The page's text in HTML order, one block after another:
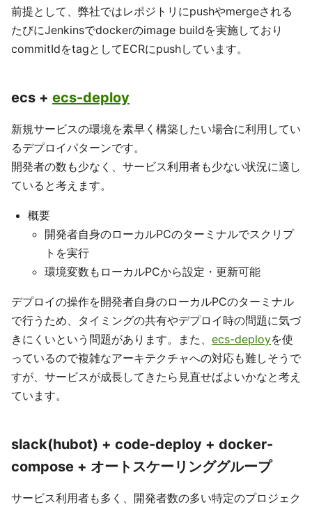
前提として、弊社ではレポジトリにpushやmergeされる
たびにJenkinsでdockerのimage buildを実施しており
commitIdをtagとしてECRにpushしています。
ecs + ecs-deploy
新規サービスの環境を素早く構築したい場合に利用してい
るデプロイパターンです。
開発者の数も少なく、サービス利用者も少ない状況に適し
ていると考えます。
概要
開発者自身のローカルPCのターミナルでスクリプ
トを実行
環境変数もローカルPCから設定・更新可能
デプロイの操作を開発者自身のローカルPCのターミナル
で行うため、タイミングの共有やデプロイ時の問題に気づ
きにくいという問題があります。また、 ecs-deployを使
っているので複雑なアーキテクチャへの対応も難しそうで
すが、サービスが成長してきたら見直せばよいかなと考え
ています。
slack(hubot) + code-deploy + docker-
compose + オートスケーリンググループ
サービス利用者も多く、開発者数の多い特定のプロジェク